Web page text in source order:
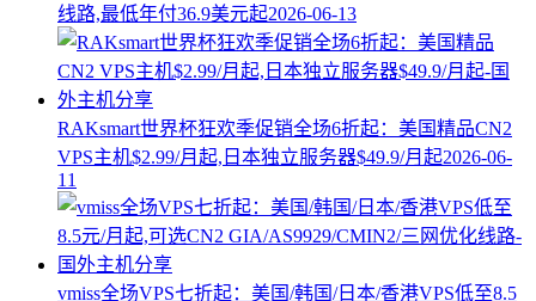
线路,最低年付36.9美元起2026-06-13
RAKsmart世界杯狂欢季促销全场6折起：美国精品CN2
VPS主机$2.99/月起,日本独立服务器$49.9/月起2026-06-
11
vmiss全场VPS七折起：美国/韩国/日本/香港VPS低至8.5